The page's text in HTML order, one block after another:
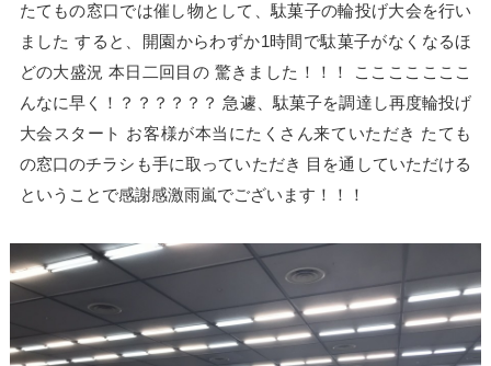
たてもの窓口では催し物として、駄菓子の輪投げ大会を行い
ました すると、開園からわずか1時間で駄菓子がなくなるほ
どの大盛況 本日二回目の 驚きました！！！ こここここここ
んなに早く！？？？？？？ 急遽、駄菓子を調達し再度輪投げ
大会スタート お客様が本当にたくさん来ていただき たても
の窓口のチラシも手に取っていただき 目を通していただける
ということで感謝感激雨嵐でございます！！！